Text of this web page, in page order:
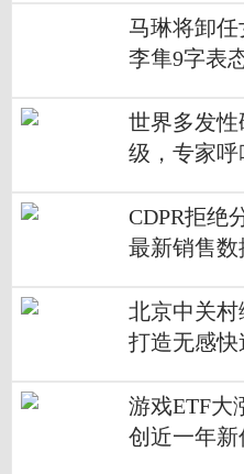
马琳将卸任
李隼9字表
世界多发
级，专家呼
CDPR拒绝
最新销售数
北京中关
打造无感
游戏ETF大
创近一年